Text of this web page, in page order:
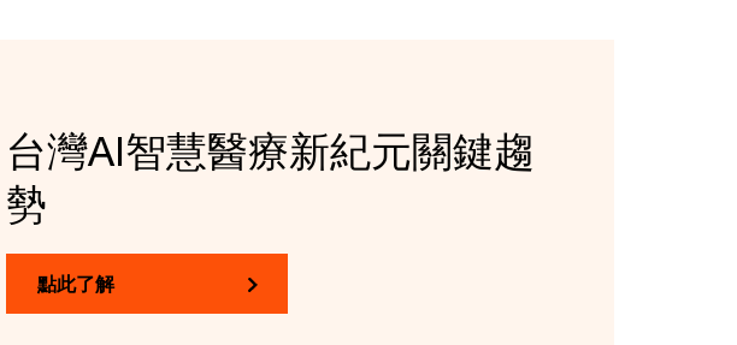
台灣AI智慧醫療新紀元關鍵趨
勢
點此了解